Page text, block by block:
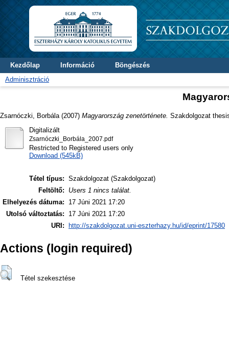
Kezdőlap Információ
Böngészés
Adminisztráció
Zsarnóczki, Borbála (2007) Magyarország zenetörténete. Szakdolgozat
Digitalizált
Zsarnóczki_Borbála_2007.pdf
Restricted to Registered users only
Download (545kB)
Tétel típus: Szakdolgozat (Szakdolgozat)
Feltöltő:
Users 1 nincs találat.
Elhelyezés dátuma:
17 Júni 2021 17:20
Utolsó változtatás:
17 Júni 2021 17:20
URI:
http://szakdolgozat.uni-eszterhazy.hu/id/eprint/17580
Actions (login required)
Tétel szekesztése